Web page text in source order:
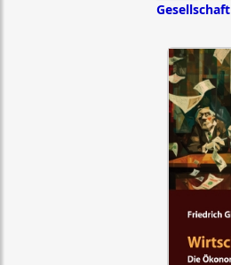
Gesellschaft